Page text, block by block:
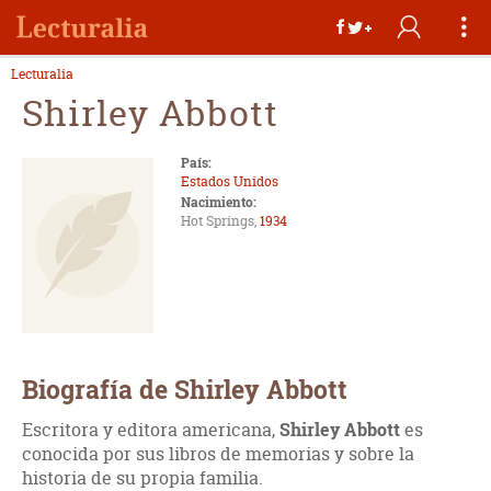
Lecturalia
Shirley Abbott
País:
Estados Unidos
Nacimiento:
Hot Springs,1934
Biografía de Shirley Abbott
Escritora y editora americana,Shirley Abbottes
conocida por sus libros de memorias y sobre la
historia de su propia familia.